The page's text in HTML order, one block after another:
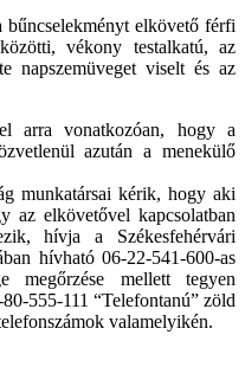
bűncselekményt elkövető férfi
vékony testalkatú, az
napszemüveget viselt és az
arra vonatkozóan, hogy a
azután a menekülő
munkatársai kérik, hogy aki
az elkövetővel kapcsolatban
hívja a Székesfehérvári
hívható 06-22-541-600-as
megőrzése mellett tegyen
555-111 “Telefontanú” zöld
valamelyikén.